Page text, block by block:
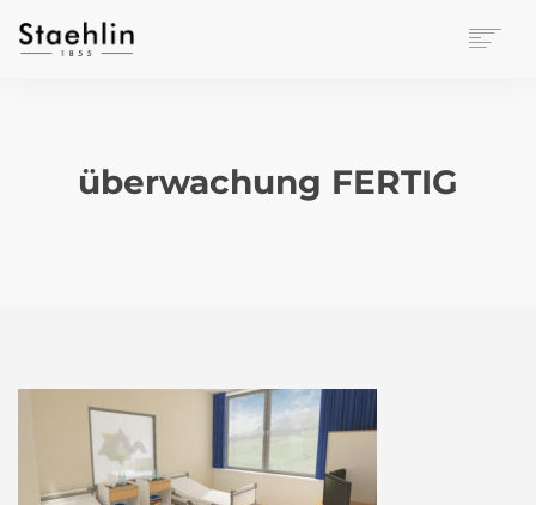
LEASINGüberwachung FERTIG